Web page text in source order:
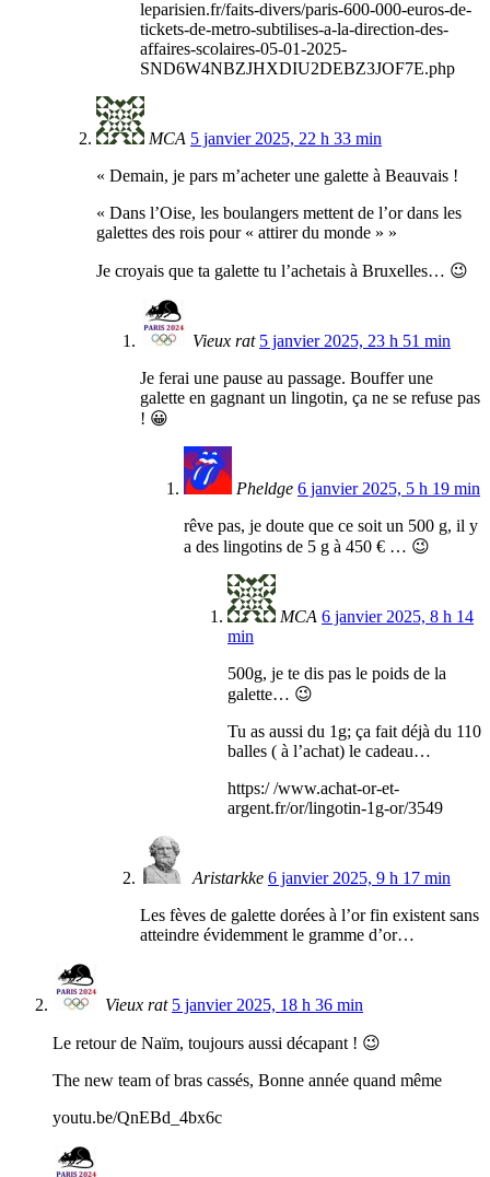
leparisien.fr/faits-divers/paris-600-000-euros-de-
tickets-de-metro-subtilises-a-la-direction-des-
affaires-scolaires-05-01-2025-
SND6W4NBZJHXDIU2DEBZ3JOF7E.php
MCA 5 janvier 2025, 22 h 33 min
« Demain, je pars m’acheter une galette à Beauvais !
« Dans l’Oise, les boulangers mettent de l’or dans les
galettes des rois pour « attirer du monde » »
Je croyais que ta galette tu l’achetais à Bruxelles… 😉
Vieux rat 5 janvier 2025, 23 h 51 min
Je ferai une pause au passage. Bouffer une
galette en gagnant un lingotin, ça ne se refuse pas
! 😀
Pheldge 6 janvier 2025, 5 h 19 min
rêve pas, je doute que ce soit un 500 g, il y
a des lingotins de 5 g à 450 € … 😉
MCA 6 janvier 2025, 8 h 14
min
500g, je te dis pas le poids de la
galette… 😉
Tu as aussi du 1g; ça fait déjà du 110
balles ( à l’achat) le cadeau…
https:/ /www.achat-or-et-
argent.fr/or/lingotin-1g-or/3549
Aristarkke 6 janvier 2025, 9 h 17 min
Les fèves de galette dorées à l’or fin existent sans
atteindre évidemment le gramme d’or…
Vieux rat 5 janvier 2025, 18 h 36 min
Le retour de Naïm, toujours aussi décapant ! 😉
The new team of bras cassés, Bonne année quand même
youtu.be/QnEBd_4bx6c